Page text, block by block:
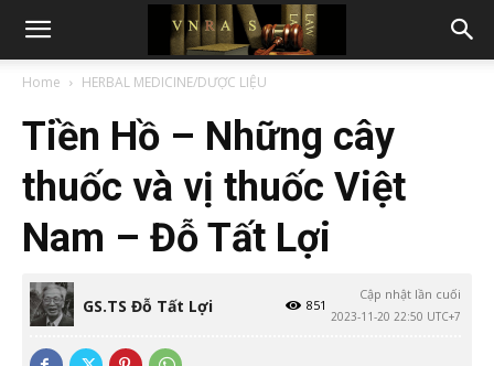
Home HERBAL MEDICINE/DƯỢC LIỆU
Tiền Hồ – Những cây
thuốc và vị thuốc Việt
Nam – Đỗ Tất Lợi
GS.TS Đỗ Tất Lợi
Cập nhật lần cuối
2023-11-20 22:50 UTC+7
851